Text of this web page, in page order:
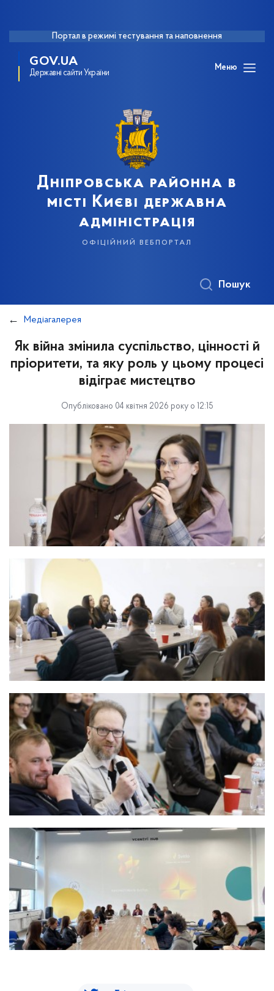
Портал в режимі тестування та наповнення
GOV.UA
Державні сайти України
Меню
Дніпровська районна в
місті Києві державна
адміністрація
офіційний вебпортал
Пошук
Медіагалерея
Як війна змінила суспільство, цінності й
пріоритети, та яку роль у цьому процесі
відіграє мистецтво
Опубліковано 04 квітня 2026 року о 12:15